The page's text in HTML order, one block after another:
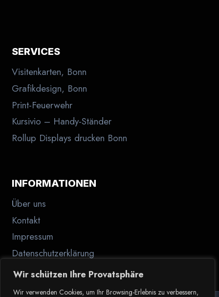
Wir schützen Ihre Provatsphäre
Wir verwenden Cookies, um Ihr Browsing-Erlebnis zu verbessern,
SERVICES
Visitenkarten, Bonn
Grafikdesign, Bonn
Print-Feuerwehr
Kursivio – Handy-Ständer
Rollup Displays drucken Bonn
INFORMATIONEN
Über uns
Kontakt
Impressum
Datenschutzerklärung